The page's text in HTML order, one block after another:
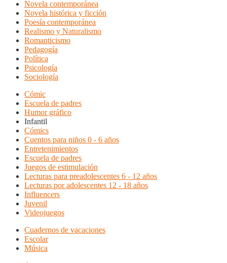
Novela contemporánea
Novela histórica y ficción
Poesía contemporánea
Realismo y Naturalismo
Romanticismo
Pedagogía
Política
Psicología
Sociología
Cómic
Escuela de padres
Humor gráfico
Infantil
Cómics
Cuentos para niños 0 - 6 años
Entretenimientos
Escuela de padres
Juegos de estimulación
Lecturas para preadolescentes 6 - 12 años
Lecturas por adolescentes 12 - 18 años
Influencers
Juvenil
Videojuegos
Cuadernos de vacaciones
Escolar
Música